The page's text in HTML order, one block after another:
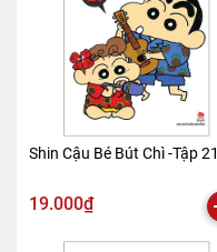
Shin Cậu Bé Bút Chì -Tập 21
19.000₫